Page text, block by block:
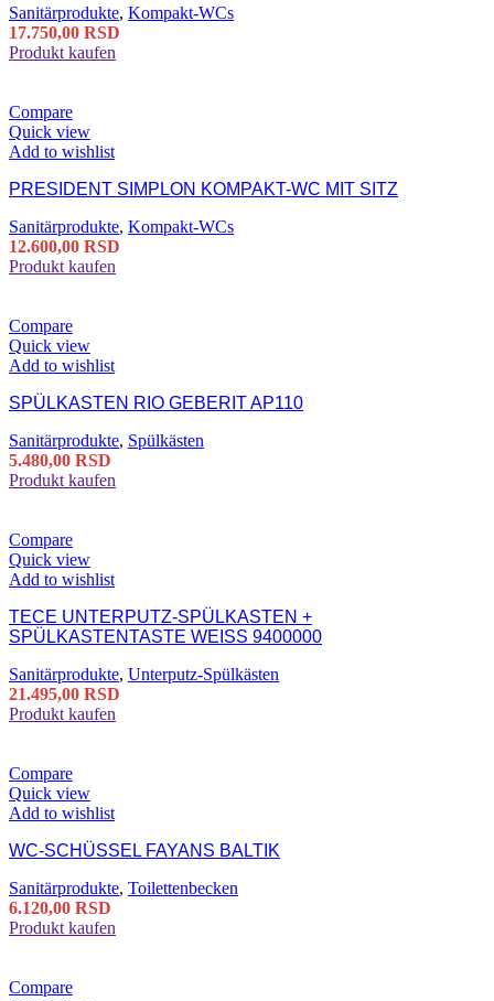
Sanitärprodukte, Kompakt-WCs
17.750,00 RSD
Produkt kaufen
Compare
Quick view
Add to wishlist
PRESIDENT SIMPLON KOMPAKT-WC MIT SITZ
Sanitärprodukte, Kompakt-WCs
12.600,00 RSD
Produkt kaufen
Compare
Quick view
Add to wishlist
SPÜLKASTEN RIO GEBERIT AP110
Sanitärprodukte, Spülkästen
5.480,00 RSD
Produkt kaufen
Compare
Quick view
Add to wishlist
TECE UNTERPUTZ-SPÜLKASTEN +
SPÜLKASTENTASTE WEISS 9400000
Sanitärprodukte, Unterputz-Spülkästen
21.495,00 RSD
Produkt kaufen
Compare
Quick view
Add to wishlist
WC-SCHÜSSEL FAYANS BALTIK
Sanitärprodukte, Toilettenbecken
6.120,00 RSD
Produkt kaufen
Compare